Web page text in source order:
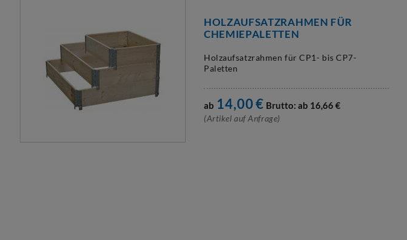
HOLZAUFSATZRAHMEN FÜR
CHEMIEPALETTEN
Holzaufsatzrahmen für CP1- bis CP7-
Paletten
ab 14,00€ Brutto: ab 16,66€
(Artikel auf Anfrage)